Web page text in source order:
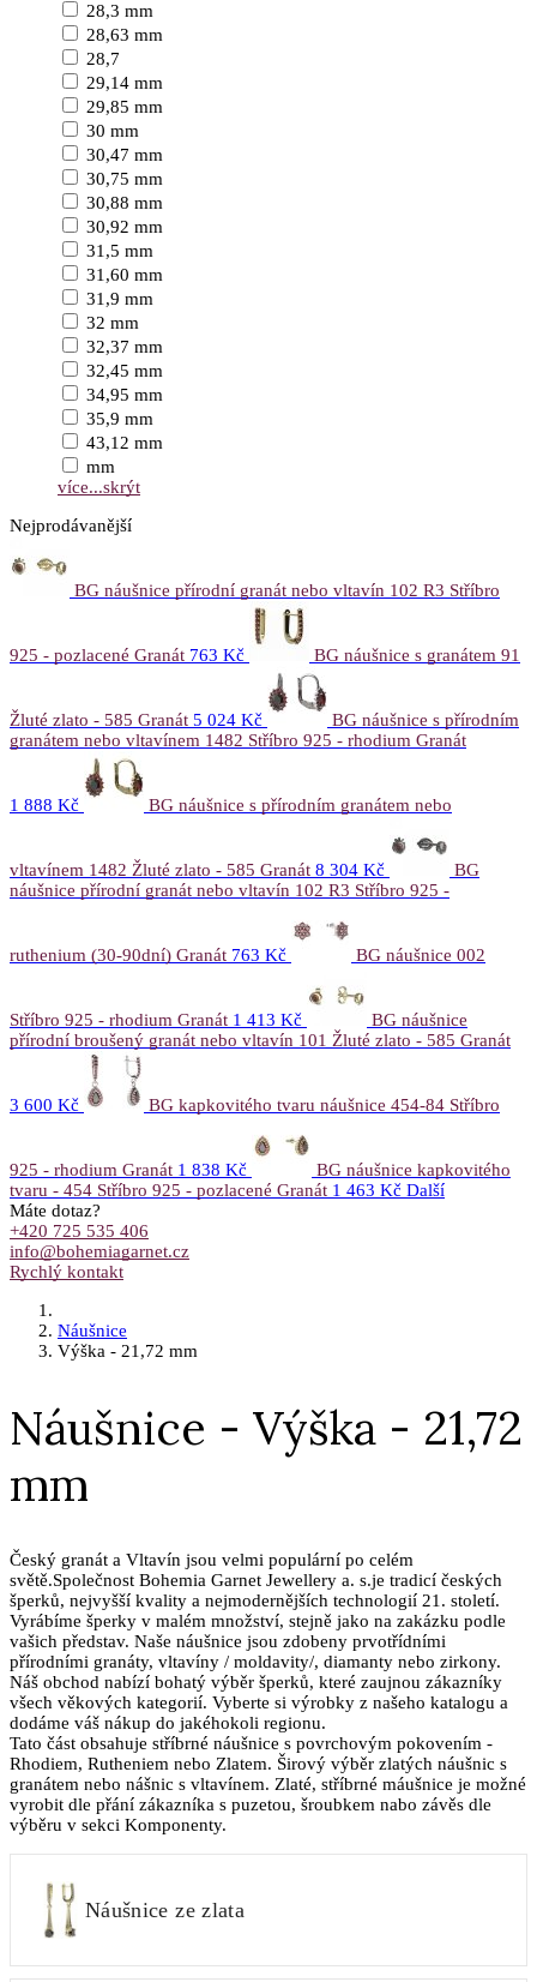
28,3 mm
28,63 mm
28,7
29,14 mm
29,85 mm
30 mm
30,47 mm
30,75 mm
30,88 mm
30,92 mm
31,5 mm
31,60 mm
31,9 mm
32 mm
32,37 mm
32,45 mm
34,95 mm
35,9 mm
43,12 mm
mm
více...skrýt
Nejprodávanější
BG náušnice přírodní granát nebo vltavín 102 R3 Stříbro
925 - pozlacené Granát 763 Kč BG náušnice s granátem 91
Žluté zlato - 585 Granát 5 024 Kč
BG náušnice s přírodním
granátem nebo vltavínem 1482 Stříbro 925 - rhodium Granát
1 888 Kč BG náušnice s přírodním granátem nebo
vltavínem 1482 Žluté zlato - 585 Granát 8 304 Kč
BG
náušnice přírodní granát nebo vltavín 102 R3 Stříbro 925 -
ruthenium (30-90dní) Granát 763 Kč BG náušnice 002
Stříbro 925 - rhodium Granát 1 413 Kč
BG náušnice
přírodní broušený granát nebo vltavín 101 Žluté zlato - 585 Granát
3 600 Kč BG kapkovitého tvaru náušnice 454-84 Stříbro
925 - rhodium Granát 1 838 Kč
BG náušnice kapkovitého
tvaru - 454 Stříbro 925 - pozlacené Granát 1 463 Kč Další
Máte dotaz?
+420 725 535 406
info@bohemiagarnet.cz
Rychlý kontakt
Náušnice
Výška - 21,72 mm
Náušnice - Výška - 21,72
mm
Český granát a Vltavín jsou velmi populární po celém
světě.Společnost Bohemia Garnet Jewellery a. s.je tradicí českých
šperků, nejvyšší kvality a nejmodernějších technologií 21. století.
Vyrábíme šperky v malém množství, stejně jako na zakázku podle
vašich představ. Naše náušnice jsou zdobeny prvotřídními
přírodními granáty, vltavíny / moldavity/, diamanty nebo zirkony.
Náš obchod nabízí bohatý výběr šperků, které zaujnou zákazníky
všech věkových kategorií. Vyberte si výrobky z našeho katalogu a
dodáme váš nákup do jakéhokoli regionu.
Tato část obsahuje stříbrné náušnice s povrchovým pokovením -
Rhodiem, Rutheniem nebo Zlatem. Širový výběr zlatých náušnic s
granátem nebo nášnic s vltavínem. Zlaté, stříbrné máušnice je možné
vyrobit dle přání zákazníka s puzetou, šroubkem nabo závěs dle
výběru v sekci Komponenty.
Náušnice ze zlata